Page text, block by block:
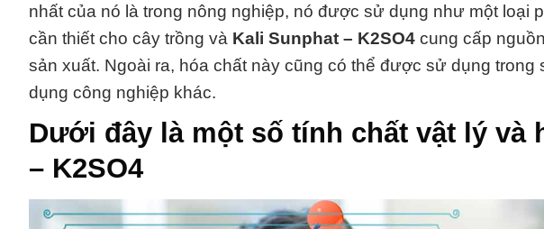
nhất của nó là trong nông nghiệp, nó được sử dụng như một loại
cần thiết cho cây trồng và Kali Sunphat – K2SO4 cung cấp
sản xuất. Ngoài ra, hóa chất này cũng có thể được sử dụng
dụng công nghiệp khác.
Dưới đây là một số tính chất vật lý và
– K2SO4